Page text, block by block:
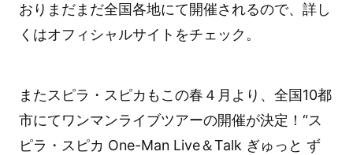
おりまだまだ全国各地にて開催されるので、詳し
くはオフィシャルサイトをチェック。
またスピラ・スピカもこの春４月より、全国10都
市にてワンマンライブツアーの開催が決定！“ス
ピラ・スピカ One-Man Live＆Talk ぎゅっと ず